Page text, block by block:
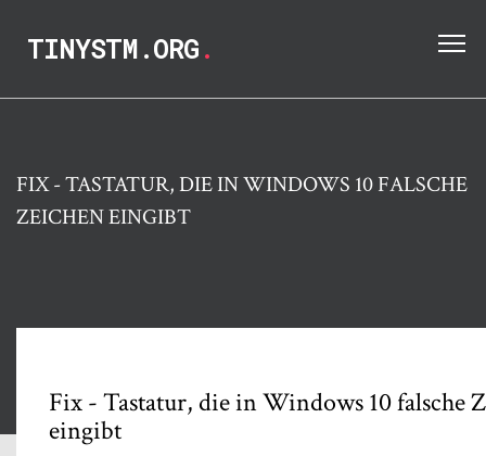
TINYSTM.ORG.
FIX - TASTATUR, DIE IN WINDOWS 10 FALSCHE
ZEICHEN EINGIBT
Fix - Tastatur, die in Windows 10 falsche
eingibt